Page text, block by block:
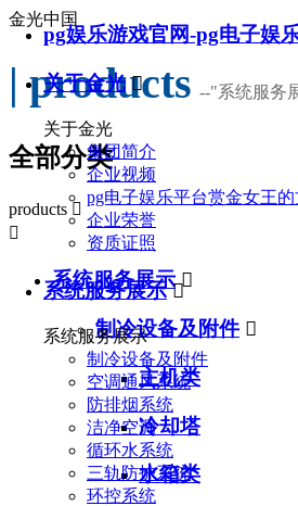
pg娱乐游戏官网-pg电子娱
关于金光 
关于金光
集团简介
企业视频
pg电子娱乐平台赏金女王
企业荣誉
资质证照
系统服务展示 
系统服务展示
制冷设备及附件
空调通风系统
防排烟系统
洁净空调
循环水系统
三轨防护系统
环控系统
金光中国
| products --"系统服务
全部分类
products 

系统服务展示 
制冷设备及附件 
主机类
冷却塔
水箱类